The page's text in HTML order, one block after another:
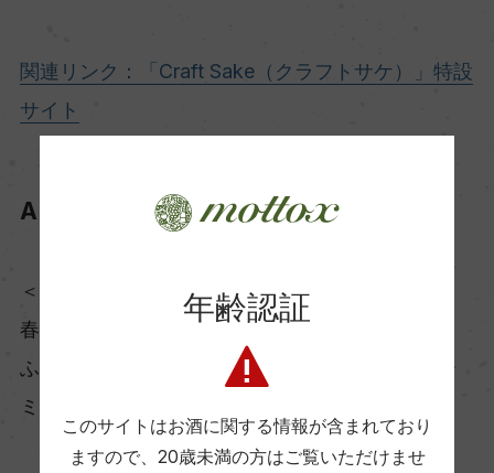
関連リンク：「Craft Sake（クラフトサケ）」特設
サイト
AMEGAERI アメガエリ 純米大吟醸
＜バイヤーコメント＞
春に向けてテーブル映えのするおすすめの一本。
ふわり白桃のように上品で爽やか、若干のクリー
ミーさを持つ純米大吟醸。
年齢認証
このサイトはお酒に関する情報が含まれており
ますので、 20歳未満の方はご覧いただけませ